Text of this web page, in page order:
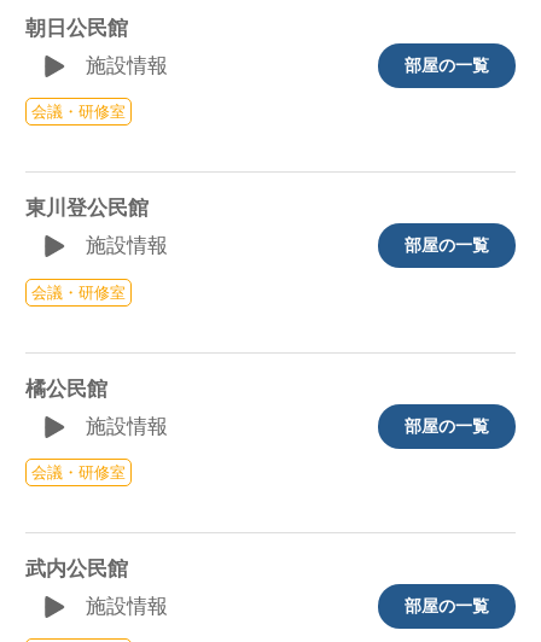
朝日公民館
施設情報
部屋の一覧
会議・研修室
東川登公民館
施設情報
部屋の一覧
会議・研修室
橘公民館
施設情報
部屋の一覧
会議・研修室
武内公民館
施設情報
部屋の一覧